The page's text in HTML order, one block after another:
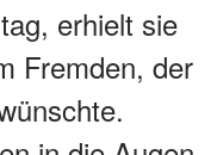
erhielt sie
Fremden, der